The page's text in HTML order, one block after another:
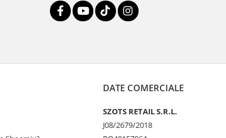
DATE COMERCIALE
SZOTS RETAIL S.R.L.
J08/2679/2018